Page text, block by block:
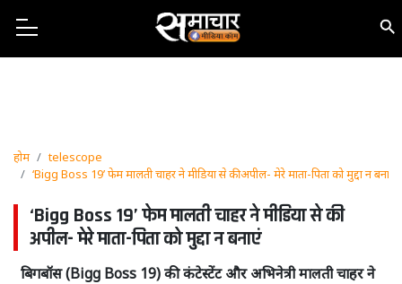
होम
telescope
‘Bigg Boss 19’ फेम मालती चाहर ने मीडिया से की अपील- मेरे माता-पिता को मुद्दा न बनाएं
‘Bigg Boss 19’ फेम मालती चाहर ने मीडिया से की
अपील- मेरे माता-पिता को मुद्दा न बनाएं
बिगबॉस (Bigg Boss 19) की कंटेस्टेंट और अभिनेत्री मालती चाहर ने